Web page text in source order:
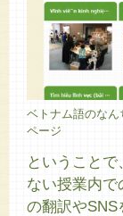
ベトナム語のな
ページ
ということ
ない授業内で
の翻訳やSNS